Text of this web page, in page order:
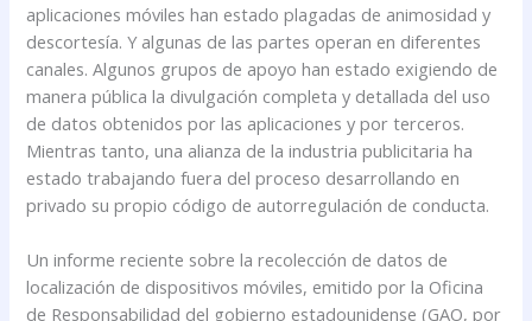
aplicaciones móviles han estado plagadas de animosidad y
descortesía. Y algunas de las partes operan en diferentes
canales. Algunos grupos de apoyo han estado exigiendo de
manera pública la divulgación completa y detallada del uso
de datos obtenidos por las aplicaciones y por terceros.
Mientras tanto, una alianza de la industria publicitaria ha
estado trabajando fuera del proceso desarrollando en
privado su propio código de autorregulación de conducta.
Un informe reciente sobre la recolección de datos de
localización de dispositivos móviles, emitido por la Oficina
de Responsabilidad del gobierno estadounidense (GAO, por